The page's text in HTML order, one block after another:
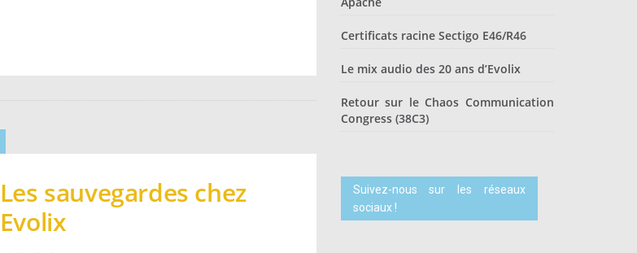
Les sauvegardes chez
Evolix
Certificats racine Sectigo E46/R46
Le mix audio des 20 ans d’Evolix
Retour sur le Chaos Communication
Congress (38C3)
Suivez-nous sur les réseaux
sociaux !